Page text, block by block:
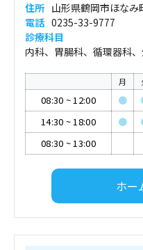
住所 山形県鶴岡市ほなみ
電話 0235-33-9777
診療科目
内科、胃腸科、循環器科
月
08:30 ~12:00 ●
14:30 ~18:00 ●
08:30 ~13:00
ホー